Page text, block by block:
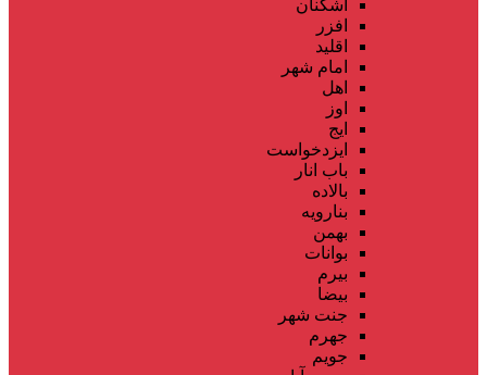
اشکنان
افزر
اقلید
امام شهر
اهل
اوز
ایج
ایزدخواست
باب انار
بالاده
بنارویه
بهمن
بوانات
بیرم
بیضا
جنت شهر
جهرم
جویم